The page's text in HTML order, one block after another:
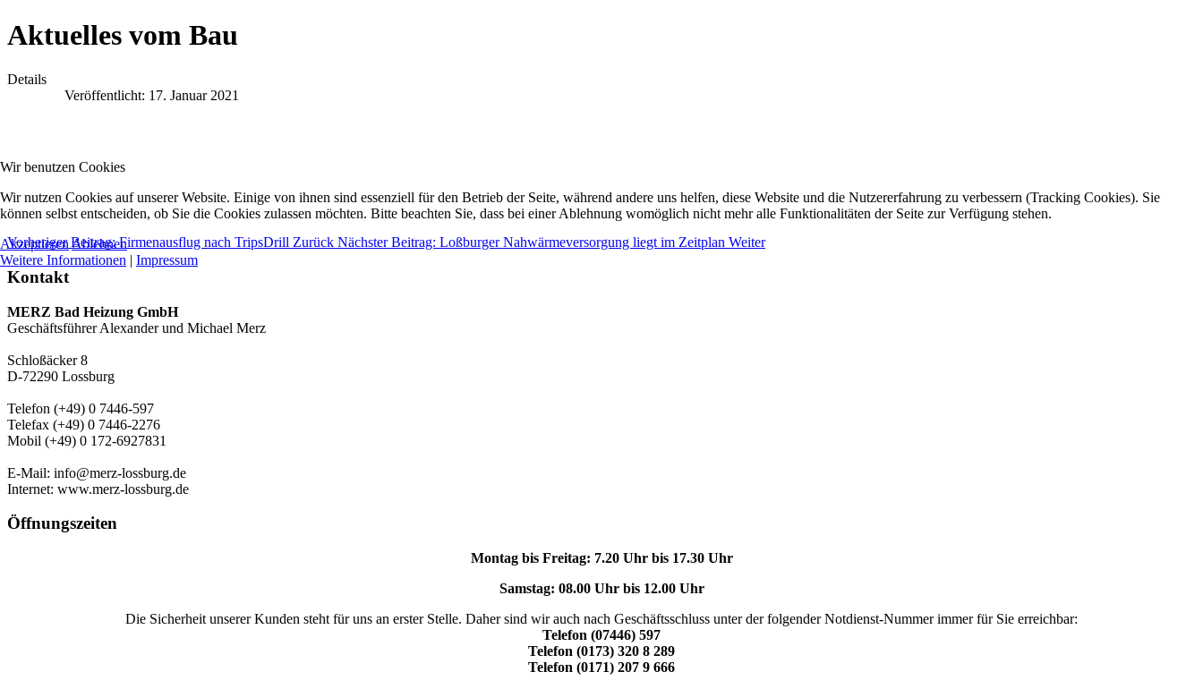
Aktuelles vom Bau
Details
Veröffentlicht: 17. Januar 2021
Vorheriger Beitrag: Firmenausflug nach TripsDrill Zurück Nächster Beitrag: Loßburger Nahwärmeversorgung liegt im Zeitplan Weiter
Kontakt
MERZ Bad Heizung GmbH
Geschäftsführer Alexander und Michael Merz
Schloßäcker 8
D-72290 Lossburg
Telefon (+49) 0 7446-597
Telefax (+49) 0 7446-2276
Mobil (+49) 0 172-6927831
E-Mail: info@merz-lossburg.de
Internet: www.merz-lossburg.de
Öffnungszeiten
Montag bis Freitag: 7.20 Uhr bis 17.30 Uhr
Samstag: 08.00 Uhr bis 12.00 Uhr
Die Sicherheit unserer Kunden steht für uns an erster Stelle. Daher sind wir auch nach Geschäftsschluss unter der folgender Notdienst-Nummer immer für Sie erreichbar:
Telefon (07446) 597
Telefon (0173) 320 8 289
Telefon (0171) 207 9 666
Wir benutzen Cookies
Wir nutzen Cookies auf unserer Website. Einige von ihnen sind essenziell für den Betrieb der Seite, während andere uns helfen, diese Website und die Nutzererfahrung zu verbessern (Tracking Cookies). Sie
können selbst entscheiden, ob Sie die Cookies zulassen möchten. Bitte beachten Sie, dass bei einer Ablehnung womöglich nicht mehr alle Funktionalitäten der Seite zur Verfügung stehen.
Akzeptieren Ablehnen
Weitere Informationen | Impressum